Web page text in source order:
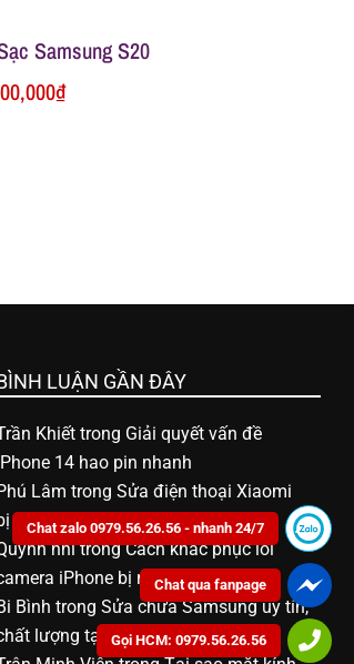
Samsung S20
₫
LUẬN GẦN ĐÂY
Khiếttrong Giải quyết vấn đề
14 hao pin nhanh
Lâm trong Sửa điện thoại Xiaomi
vô nước bao nhiêu tiền
nhitrongCách khắc phục lỗi
iPhone bị mờ
Bình trong Sửa chữa Samsung uy tín,
lượng tại Bạc Liêu
Chat zalo 0979.56.26.56 - nhanh 24/7
Chat qua fanpage
Gọi HCM: 0979.56.26.56